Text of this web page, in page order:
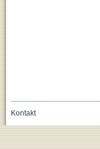
Kontakt